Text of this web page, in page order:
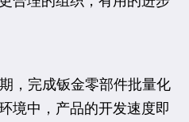
，完成钣金零部件批量化
境中，产品的开发速度即